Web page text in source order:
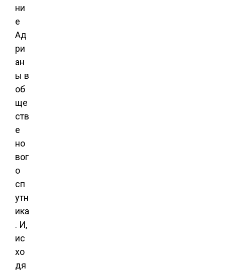
ни
е
Ад
ри
ан
ы в
об
ще
ств
е
но
вог
о
сп
утн
ика
. И,
ис
хо
дя